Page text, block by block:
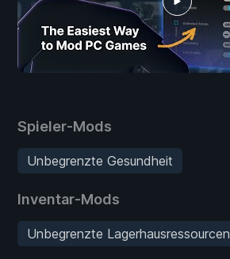
Spieler-Mods
Unbegrenzte Gesundheit
Inventar-Mods
Unbegrenzte Lagerhausressourcen